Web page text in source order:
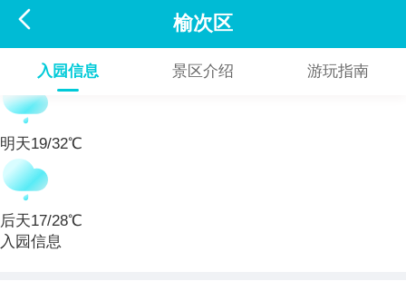
 榆次区
入园信息 景区介绍 游玩指南
19/32℃
明天19/32℃
后天17/28℃
入园信息